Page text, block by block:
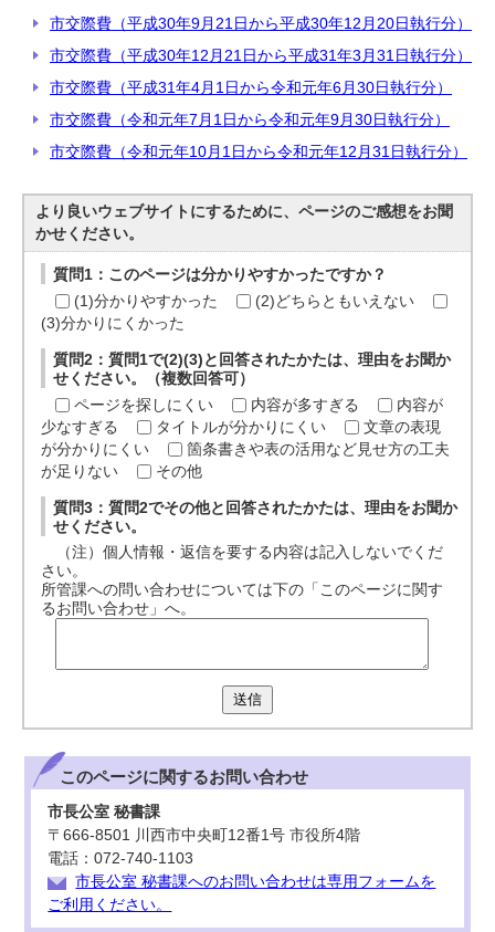
市交際費（平成30年9月21日から平成30年12月20日執行分）
市交際費（平成30年12月21日から平成31年3月31日執行分）
市交際費（平成31年4月1日から令和元年6月30日執行分）
市交際費（令和元年7月1日から令和元年9月30日執行分）
市交際費（令和元年10月1日から令和元年12月31日執行分）
より良いウェブサイトにするために、ページのご感想をお聞
かせください。
質問1：このページは分かりやすかったですか？
(1)分かりやすかった
(2)どちらともいえない
(3)分かりにくかった
質問2：質問1で(2)(3)と回答されたかたは、理由をお聞か
せください。（複数回答可）
ページを探しにくい
内容が多すぎる
内容が
少なすぎる
タイトルが分かりにくい
文章の表現
が分かりにくい
箇条書きや表の活用など見せ方の工夫
が足りない
その他
質問3：質問2でその他と回答されたかたは、理由をお聞か
せください。
（注）個人情報・返信を要する内容は記入しないでくだ
さい。
所管課への問い合わせについては下の「このページに関す
るお問い合わせ」へ。
送信
このページに関するお問い合わせ
市長公室 秘書課
〒666-8501 川西市中央町12番1号 市役所4階
電話：072-740-1103
市長公室 秘書課へのお問い合わせは専用フォームを
ご利用ください。